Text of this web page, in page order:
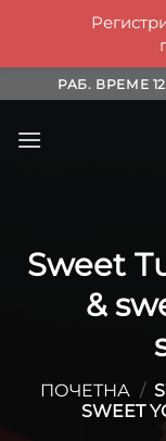
to
content
РАБ. ВРЕМЕ 12
Sweet
&
ПОЧЕТНА /
SWEET